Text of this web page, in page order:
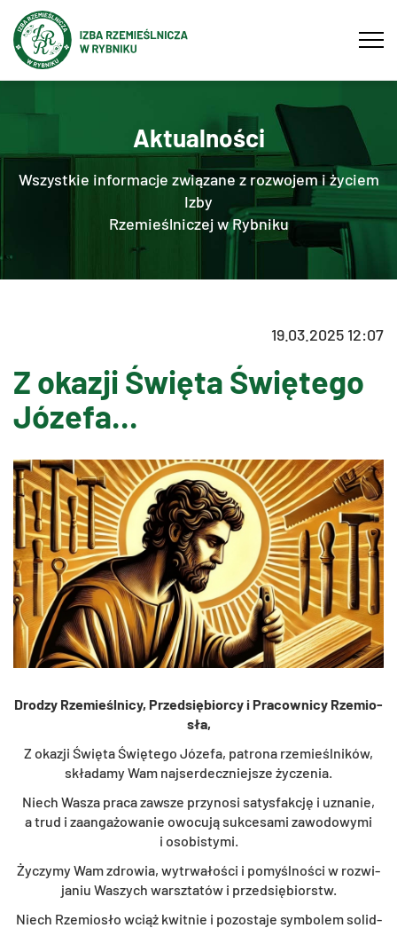
Aktualności
Wszystkie informacje związane z rozwojem i życiem
Izby
Rzemieślniczej w Rybniku
19.03.2025 12:07
Z okazji Święta Świętego
Józefa...
Dro­dzy Rze­mieśl­ni­cy, Przed­się­bior­cy i Pra­cow­ni­cy Rze­mio­
sła,
Z oka­zji Świę­ta Świę­te­go Jó­ze­fa, pa­tro­na rze­mieśl­ni­ków,
skła­da­my Wam naj­ser­decz­niej­sze ży­cze­nia.
Niech Wasza praca za­wsze przy­no­si sa­tys­fak­cję i uzna­nie,
a trud i za­an­ga­żo­wa­nie owo­cu­ją suk­ce­sa­mi za­wo­do­wy­mi
i oso­bi­sty­mi.
Ży­czy­my Wam zdro­wia, wy­trwa­ło­ści i po­myśl­no­ści w roz­wi­
ja­niu Wa­szych warsz­ta­tów i przed­się­biorstw.
Niech Rze­mio­sło wciąż kwit­nie i po­zo­sta­je sym­bo­lem so­lid­